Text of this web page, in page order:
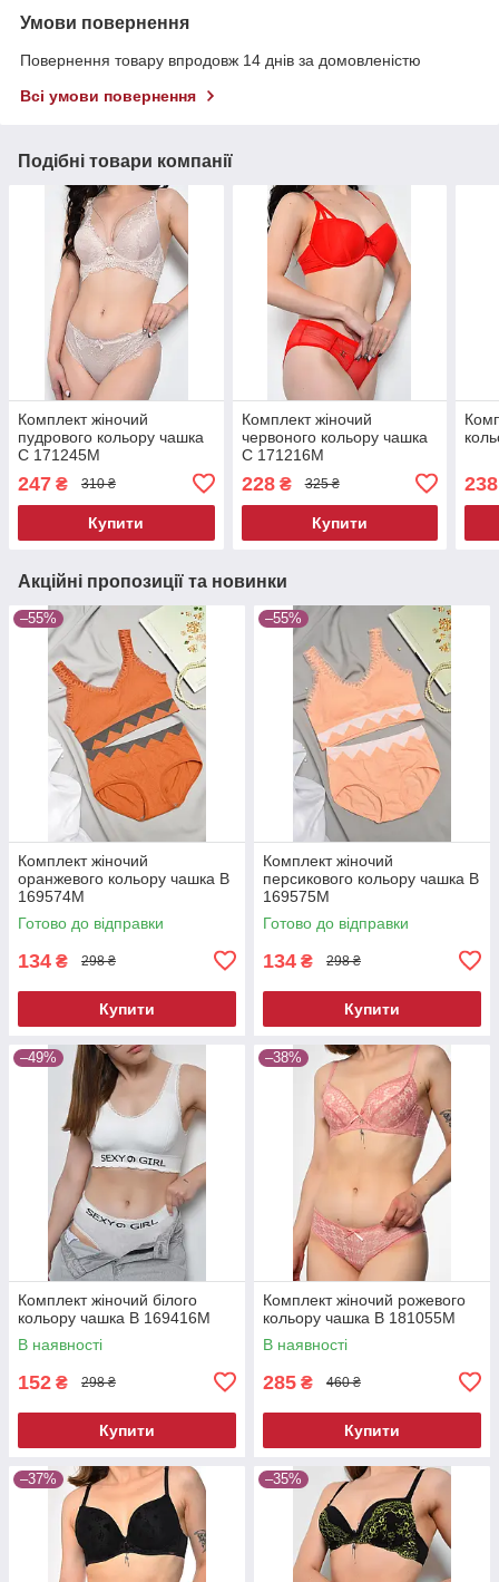
Умови повернення
Повернення товару впродовж 14 днів за домовленістю
Всі умови повернення
Подібні товари компанії
Комплект жіночий
пудрового кольору чашка
С 171245M
247 ₴ 310 ₴
Купити
Комплект жіночий
червоного кольору чашка
С 171216M
228₴ 325 ₴
Купити
238
Акційні пропозиції та новинки
–55%
Комплект жіночий
оранжевого кольору чашка В
169574M
Готово до відправки
134 ₴ 298 ₴
Купити
–55%
Комплект жіночий
персикового кольору чашка В
169575M
Готово до відправки
134 ₴ 298 ₴
Купити
–49%
Комплект жіночий білого
кольору чашка В 169416M
В наявності
152 ₴ 298 ₴
Купити
–38%
Комплект жіночий рожевого
кольору чашка В 181055M
В наявності
285 ₴ 460 ₴
Купити
–37% –35%